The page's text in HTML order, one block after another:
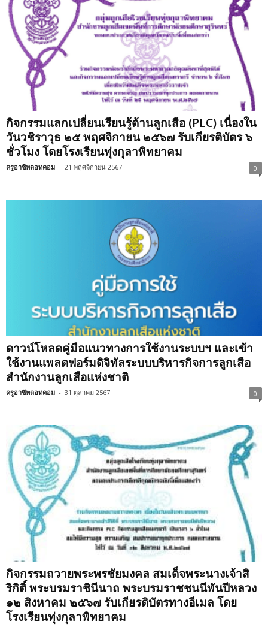
กิจกรรมแลกเปลี่ยนเรียนรู้ด้านลูกเสือ (PLC) เนื่องใน
วันวชิราวุธ ๒๕ พฤศจิกายน ๒๕๖๗ รับเกียรติบัตร ๖
ชั่วโมง โดยโรงเรียนทุ่งกุลาพิทยาคม
ครูอาชีพดอทคอม - 21 พฤศจิกายน 2567 0
ดาวน์โหลดคู่มือแนวทางการใช้งานระบบฯ และเข้า
ใช้งานแพลตฟอร์มดิจิทัลระบบบริหารกิจการลูกเสือ
สำนักงานลูกเสือแห่งชาติ
ครูอาชีพดอทคอม - 31 ตุลาคม 2567 0
กิจกรรมถวายพระพรชัยมงคล สมเด็จพระนางเจ้าสิ
ริกิติ์ พระบรมราชินีนาถ พระบรมราชชนนีพันปีหลวง
๑๒ สิงหาคม ๒๕๖๗ รับเกียรติบัตรทางอีเมล โดย
โรงเรียนทุ่งกุลาพิทยาคม